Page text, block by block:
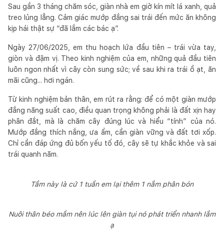
Sau gần 3 tháng chăm sóc, giàn nhà em giờ kín mít lá xanh, quả
treo lủng lẳng. Cảm giác mướp đắng sai trái đến mức ăn không
kịp hái thật sự “đã lắm các bác ạ”.
Ngày 27/06/2025, em thu hoạch lứa đầu tiên – trái vừa tay,
giòn và đậm vị. Theo kinh nghiệm của em, những quả đầu tiên
luôn ngon nhất vì cây còn sung sức; về sau khi ra trái ồ ạt, ăn
mãi cũng... hơi ngán.
Từ kinh nghiệm bản thân, em rút ra rằng: để có một giàn mướp
đắng năng suất cao, điều quan trọng không phải là đất xịn hay
phân đắt, mà là chăm cây đúng lúc và hiểu “tính” của nó.
Mướp đắng thích nắng, ưa ẩm, cần giàn vững và đất tơi xốp.
Chỉ cần đáp ứng đủ bốn yếu tố đó, cây sẽ tự khắc khỏe và sai
trái quanh năm.
Tầm này là cứ 1 tuần em lại thêm 1 nắm phân bón
Nuôi thân béo mầm nên lúc lên giàn tụi nó phát triển nhanh lắm
ạ